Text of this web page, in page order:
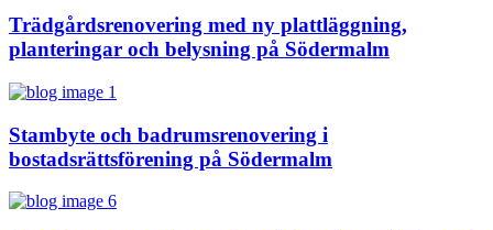
Trädgårdsrenovering med ny plattläggning,
planteringar och belysning på Södermalm
Stambyte och badrumsrenovering i
bostadsrättsförening på Södermalm